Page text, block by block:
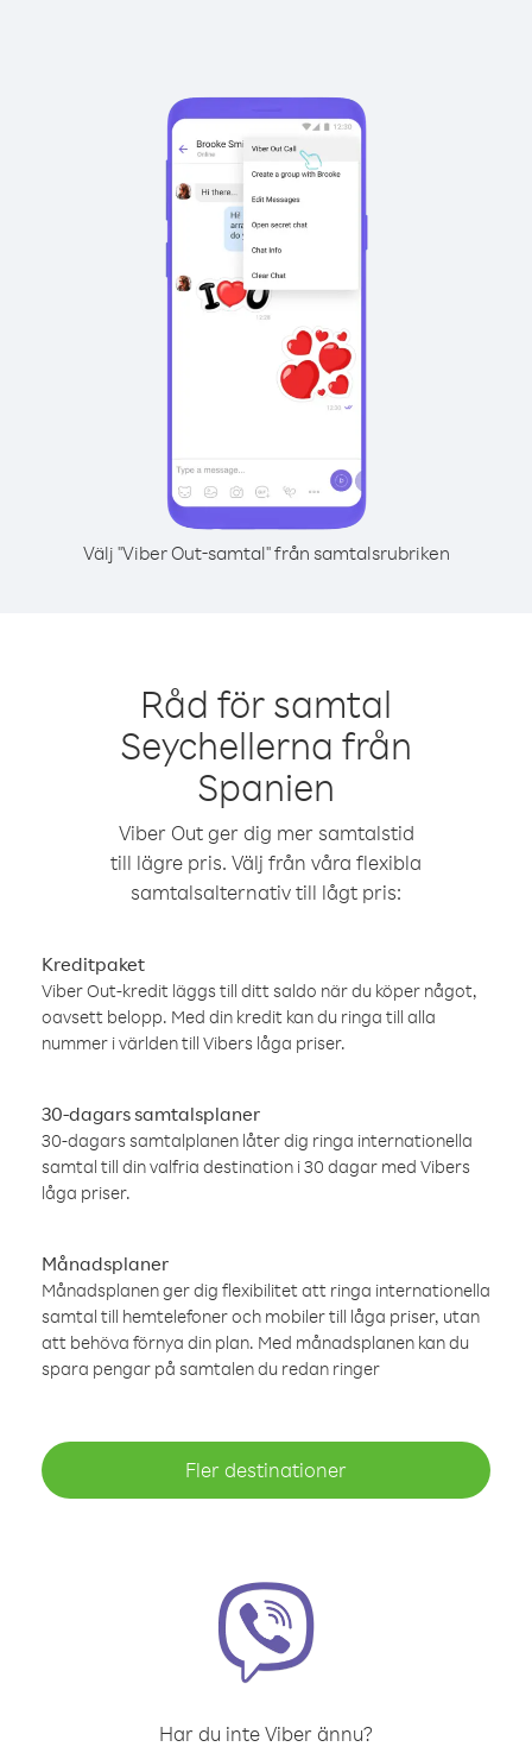
Välj "Viber Out-samtal" från samtalsrubriken
Råd för samtal
Seychellerna från
Spanien
Viber Out ger dig mer samtalstid
till lägre pris. Välj från våra flexibla
samtalsalternativ till lågt pris:
Kreditpaket
Viber Out-kredit läggs till ditt saldo när du köper något,
oavsett belopp. Med din kredit kan du ringa till alla
nummer i världen till Vibers låga priser.
30-dagars samtalsplaner
30-dagars samtalplanen låter dig ringa internationella
samtal till din valfria destination i 30 dagar med Vibers
låga priser.
Månadsplaner
Månadsplanen ger dig flexibilitet att ringa internationella
samtal till hemtelefoner och mobiler till låga priser, utan
att behöva förnya din plan. Med månadsplanen kan du
spara pengar på samtalen du redan ringer
Fler destinationer
Har du inte Viber ännu?